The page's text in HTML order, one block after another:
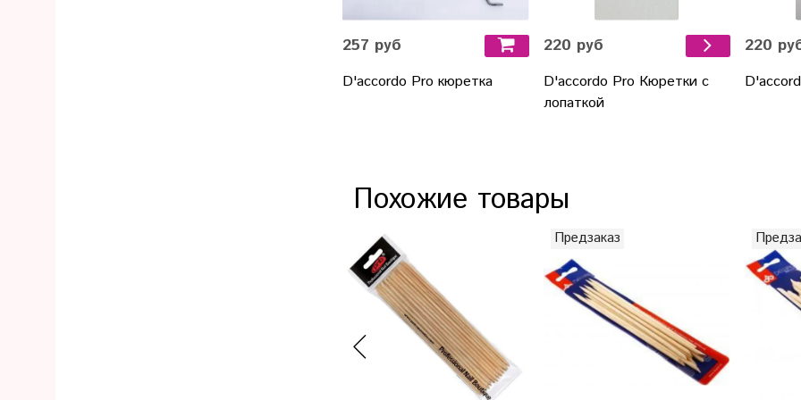
257 руб
D'accordo Pro кюретка
220 руб
D'accordo Pro Кюретки с
лопаткой
220
Похожие товары
Предзаказ